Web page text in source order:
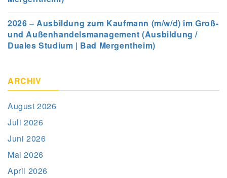
2026 – Ausbildung zum Kaufmann (m/w/d) im Groß-
und Außenhandelsmanagement (Ausbildung /
Duales Studium | Bad Mergentheim)
ARCHIV
August 2026
Juli 2026
Juni 2026
Mai 2026
April 2026